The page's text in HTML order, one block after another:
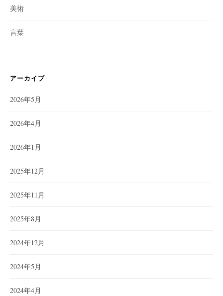
美術
言葉
アーカイブ
2026年5月
2026年4月
2026年1月
2025年12月
2025年11月
2025年8月
2024年12月
2024年5月
2024年4月